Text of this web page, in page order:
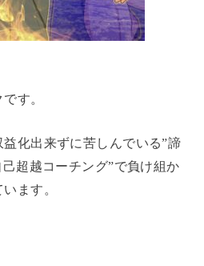
す。
化出来ずに苦しんでいる”諦
超越コーチング”で負け組か
ます。